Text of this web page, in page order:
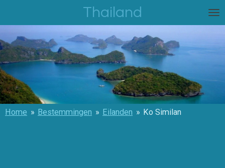
naar
de
hoofdinhoud
Thailand
Home » Bestemmingen » Eilanden » Ko Similan